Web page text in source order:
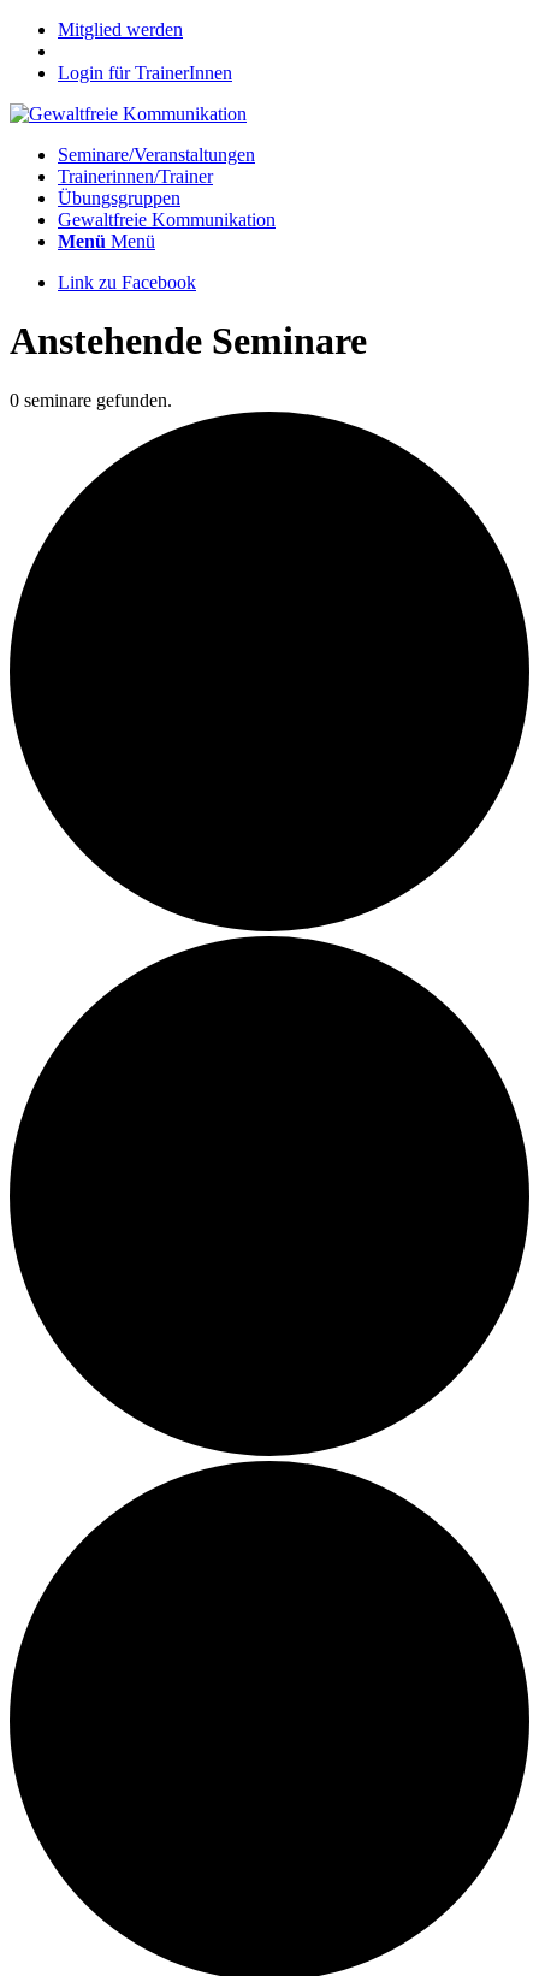
Mitglied werden
Login für TrainerInnen
Seminare/Veranstaltungen
Trainerinnen/Trainer
Übungsgruppen
Gewaltfreie Kommunikation
Menü Menü
Link zu Facebook
Anstehende Seminare
0 seminare gefunden.